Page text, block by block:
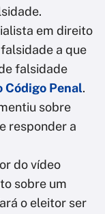
em direito
a que
falsidade
Código Penal.
sobre
responder a
do vídeo
sobre um
o eleitor ser